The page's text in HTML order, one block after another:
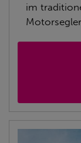
im